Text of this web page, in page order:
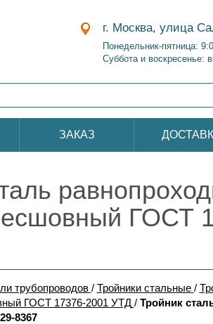
г. Москва, улица
Понедельник-пятница:
Суббота и воскресенье:
ЗАКАЗ
ГОСТ
трубопроводов / Тройники стальные /
ГОСТ 17376-2001 УТД / Тройник
8367